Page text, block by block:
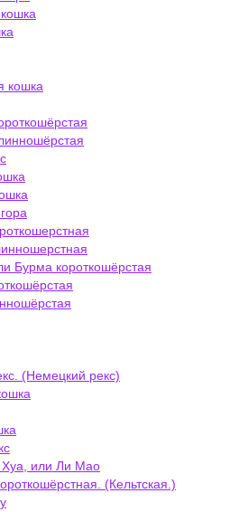
кошка
Бурма короткошёрстая
(Немецкий рекс)
или Ли Мао
(Кельтская.)